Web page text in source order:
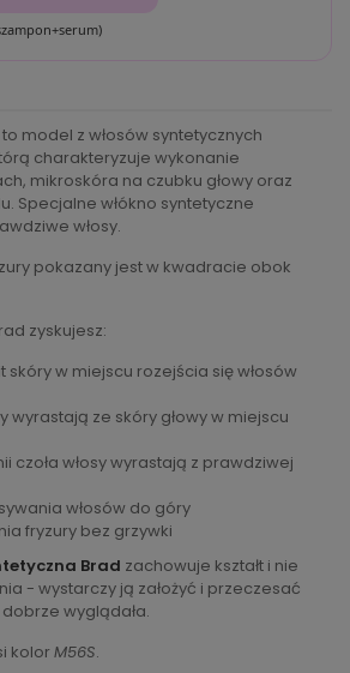
model z włosów syntetycznych
charakteryzuje wykonanie
mikroskóra na czubku głowy oraz
Specjalne włókno syntetyczne
włosy.
pokazany jest w kwadracie obok
zyskujesz:
skóry w miejscu rozejścia się włosów
wyrastają ze skóry głowy w miejscu
czoła włosy wyrastają z prawdziwej
włosów do góry
fryzury bez grzywki
Brad zachowuje kształt i nie
- wystarczy ją założyć i przeczesać
wyglądała.
kolor M56S.